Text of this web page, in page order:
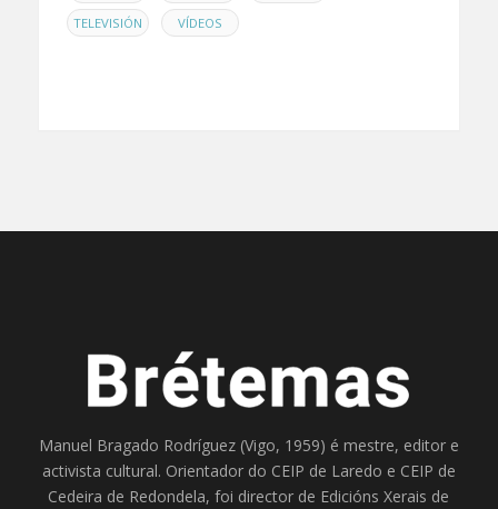
TELEVISIÓN , VÍDEOS
Manuel Bragado Rodríguez (Vigo, 1959) é mestre, editor e
activista cultural. Orientador do CEIP de Laredo e CEIP de
Cedeira de Redondela, foi director de Edicións Xerais de